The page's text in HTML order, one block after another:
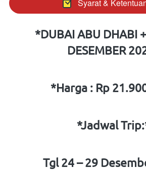
` Syarat &
*DUBAI ABU DHABI
DESEMBER
*Harga : Rp
*Jadwal
Tgl 24 – 29